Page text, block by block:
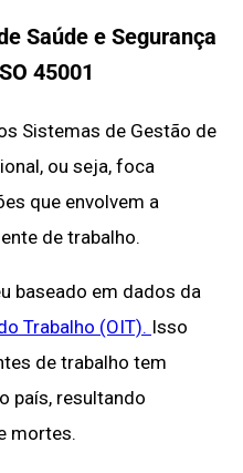
Saúde e Segurança
45001
Sistemas de Gestão de
ou seja, foca
que envolvem a
de trabalho.
baseado em dados da
Trabalho (OIT). Isso
de trabalho tem
país, resultando
mortes.